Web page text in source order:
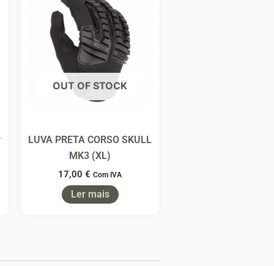
OUT OF STOCK
LUVA PRETA CORSO SKULL
MK3 (XL)
17,00€ Com IVA
Ler mais